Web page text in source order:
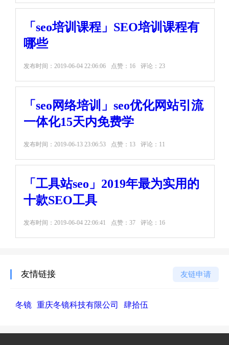
「seo培训课程」SEO培训课程有
哪些
发布时间： 2019-06-04 22:06:06 点赞：16 评论：23
「seo网络培训」seo优化网站引流
一体化15天内免费学
发布时间： 2019-06-13 23:06:53 点赞：13 评论：11
「工具站seo」2019年最为实用的
十款SEO工具
发布时间： 2019-06-04 22:06:41 点赞：37 评论：16
友情链接 友链申请
冬镜 重庆冬镜科技有限公司 肆拾伍